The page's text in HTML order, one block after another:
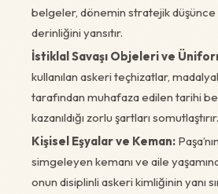
belgeler, dönemin stratejik düşünce
derinliğini yansıtır.
İstiklal Savaşı Objeleri ve
kullanılan askeri teçhizatlar,
tarafından muhafaza edilen tarihi
kazanıldığı zorlu şartları somutlaştırır.
Kişisel Eşyalar ve Keman:
simgeleyen kemanı ve aile
onun disiplinli askeri kimliğinin yanı